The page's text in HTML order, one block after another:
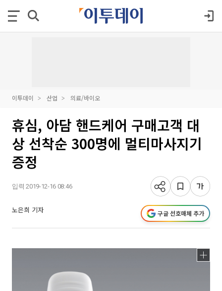
이투데이 산업 의료/바이오
휴심, 아담 핸드케어 구매고객 대
상 선착순 300명에 멀티마사지기
증정
입력 2019-12-16 08:46
노은희 기자 구글 선호매체 추가